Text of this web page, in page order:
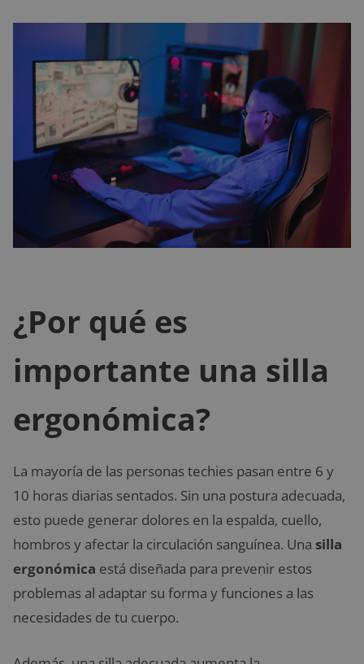
¿Por qué es
importante una silla
ergonómica?
La mayoría de las personas techies pasan entre 6 y
10 horas diarias sentados. Sin una postura adecuada,
esto puede generar dolores en la espalda, cuello,
hombros y afectar la circulación sanguínea. Una silla
ergonómica está diseñada para prevenir estos
problemas al adaptar su forma y funciones a las
necesidades de tu cuerpo.